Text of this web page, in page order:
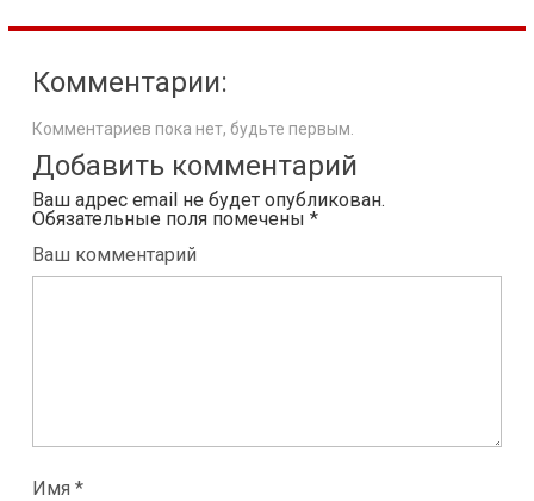
Комментарии:
Комментариев пока нет, будьте первым.
Добавить комментарий
Ваш адрес email не будет опубликован.
Обязательные поля помечены *
Ваш комментарий
Имя *